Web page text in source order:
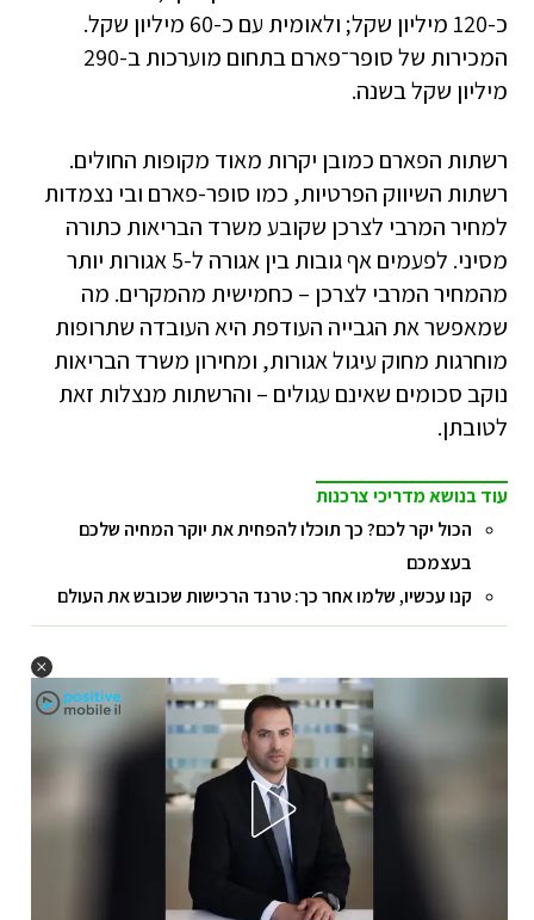
כ-120 מיליון שקל; ולאומית עם כ-60 מיליון שקל.
המכירות של סופר־פארם בתחום מוערכות ב-290
מיליון שקל בשנה.
רשתות הפארם כמובן יקרות מאוד מקופות החולים.
רשתות השיווק הפרטיות, כמו סופר-פארם ובי נצמדות
למחיר המרבי לצרכן שקובע משרד הבריאות כתורה
מסיני. לפעמים אף גובות בין אגורה ל-5 אגורות יותר
מהמחיר המרבי לצרכן – כחמישית מהמקרים. מה
שמאפשר את הגבייה העודפת היא העובדה שתרופות
מוחרגות מחוק עיגול אגורות, ומחירון משרד הבריאות
נוקב סכומים שאינם עגולים – והרשתות מנצלות זאת
לטובתן.
עוד בנושא מדריכי צרכנות
הכול יקר לכם? כך תוכלו להפחית את יוקר המחיה שלכם
בעצמכם
קנו עכשיו, שלמו אחר כך: טרנד הרכישות שכובש את העולם